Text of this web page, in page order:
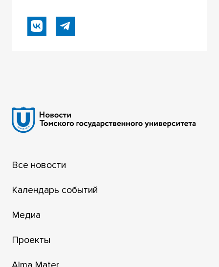
Все новости
Календарь событий
Медиа
Проекты